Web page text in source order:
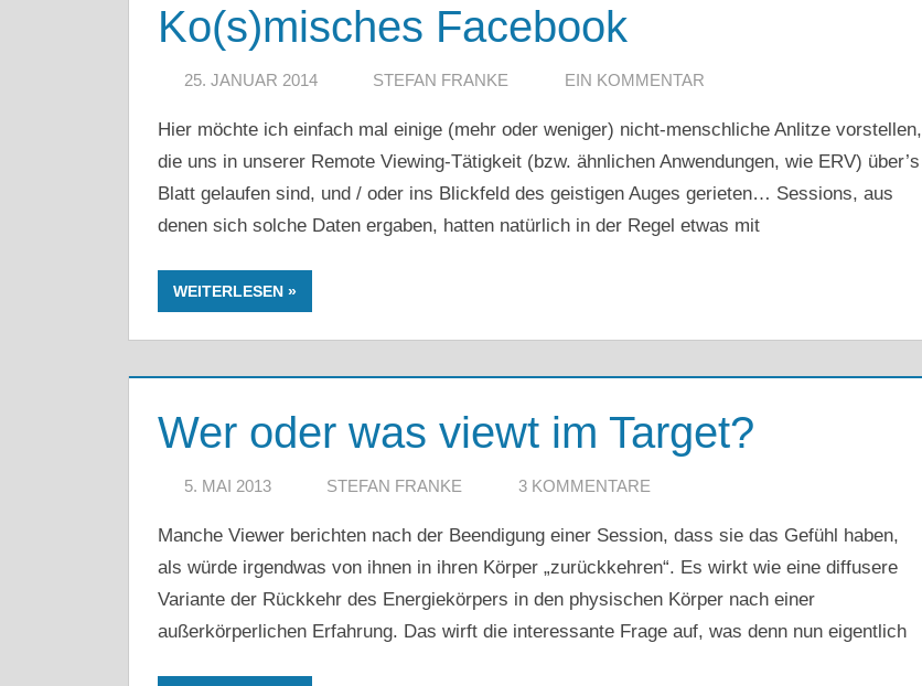
Ko(s)misches Facebook
25. JANUAR 2014 STEFAN FRANKE EIN KOMMENTAR
Hier möchte ich einfach mal einige (mehr oder weniger) nicht-menschliche Anlitze vorstellen,
die uns in unserer Remote Viewing-Tätigkeit (bzw. ähnlichen Anwendungen, wie ERV) über’s
Blatt gelaufen sind, und / oder ins Blickfeld des geistigen Auges gerieten… Sessions, aus
denen sich solche Daten ergaben, hatten natürlich in der Regel etwas mit
WEITERLESEN
Wer oder was viewt im Target?
5. MAI 2013 STEFAN FRANKE 3 KOMMENTARE
Manche Viewer berichten nach der Beendigung einer Session, dass sie das Gefühl haben,
als würde irgendwas von ihnen in ihren Körper „zurückkehren“. Es wirkt wie eine diffusere
Variante der Rückkehr des Energiekörpers in den physischen Körper nach einer
außerkörperlichen Erfahrung. Das wirft die interessante Frage auf, was denn nun eigentlich